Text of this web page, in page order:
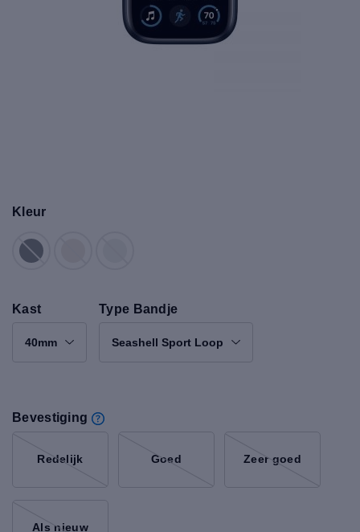
Kleur
Kast
40mm
Type Bandje
Seashell Sport Loop
Bevestiging
Redelijk Goed Zeer goed
Als nieuw